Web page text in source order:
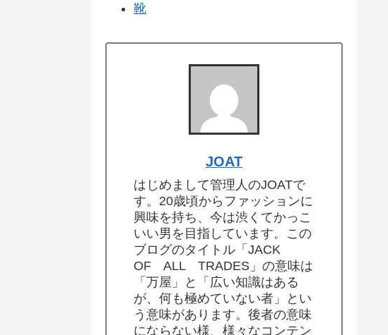
靴
JOAT
はじめまして管理人のJOATで
す。20歳頃からファッションに
興味を持ち、今は渋くてかっこ
いい男を目指しています。この
ブログのタイトル「JACK
OF ALL TRADES」の意味は
「万屋」と「広い知識はある
が、何も極めていない者」とい
う意味があります。後者の意味
にならない様、様々なコンテン